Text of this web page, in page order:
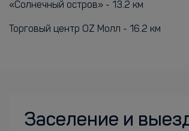
«Солнечный остров» - 13.2 км
Торговый центр OZ Молл - 16.2 км
Заселение и